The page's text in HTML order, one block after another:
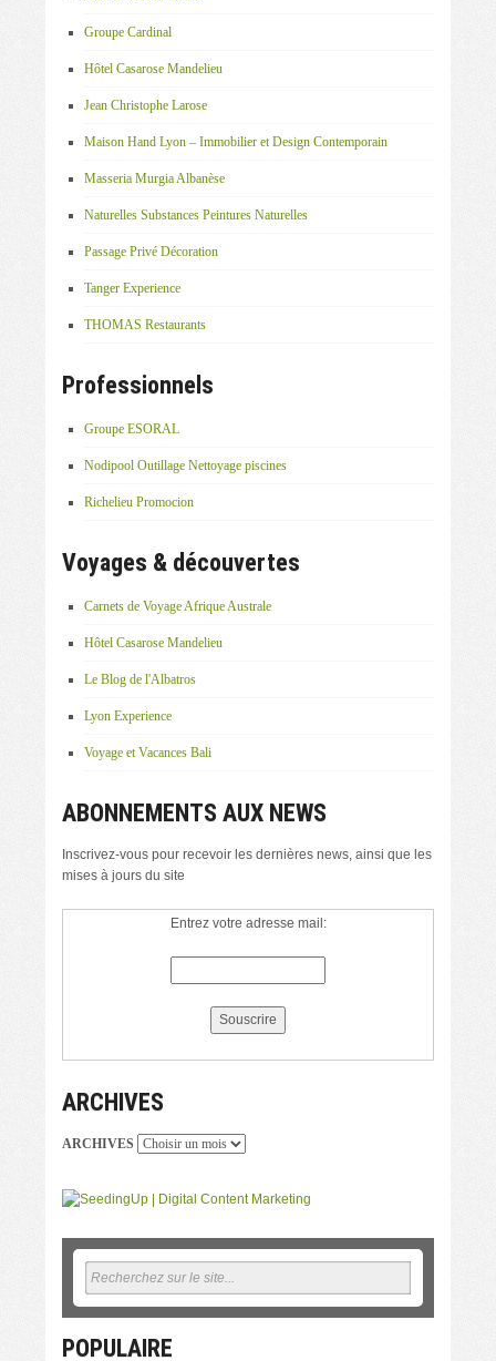
Groupe Cardinal
Hôtel Casarose Mandelieu
Jean Christophe Larose
Maison Hand Lyon – Immobilier et Design Contemporain
Masseria Murgia Albanèse
Naturelles Substances Peintures Naturelles
Passage Privé Décoration
Tanger Experience
THOMAS Restaurants
Professionnels
Groupe ESORAL
Nodipool Outillage Nettoyage piscines
Richelieu Promocion
Voyages & découvertes
Carnets de Voyage Afrique Australe
Hôtel Casarose Mandelieu
Le Blog de l'Albatros
Lyon Experience
Voyage et Vacances Bali
ABONNEMENTS AUX NEWS
Inscrivez-vous pour recevoir les dernières news, ainsi que les
mises à jours du site
Entrez votre adresse mail:
ARCHIVES
ARCHIVES
POPULAIRE